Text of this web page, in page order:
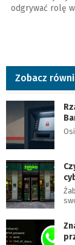
odgrywać rolę
Zobacz